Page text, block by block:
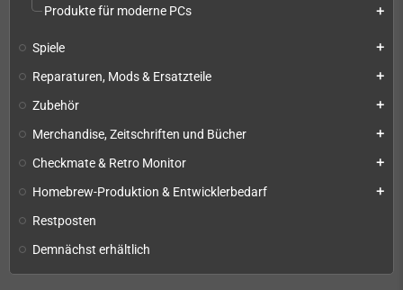
Produkte für moderne PCs add
Spiele add
Reparaturen, Mods & Ersatzteile add
Zubehör add
Merchandise, Zeitschriften und Bücher add
Checkmate & Retro Monitor add
Homebrew-Produktion & Entwicklerbedarf add
Restposten
Demnächst erhältlich